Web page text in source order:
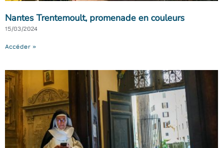
Nantes Trentemoult, promenade en couleurs
15/03/2024
Accéder »